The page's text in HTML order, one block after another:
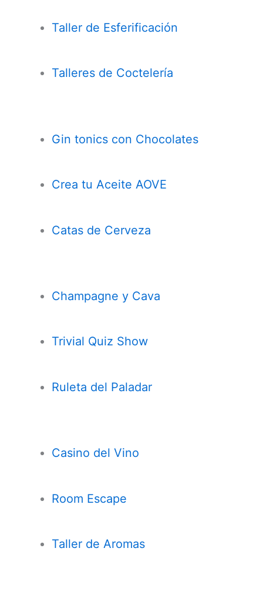
Taller de Esferificación
Talleres de Coctelería
Gin tonics con Chocolates
Crea tu Aceite AOVE
Catas de Cerveza
Champagne y Cava
Trivial Quiz Show
Ruleta del Paladar
Casino del Vino
Room Escape
Taller de Aromas